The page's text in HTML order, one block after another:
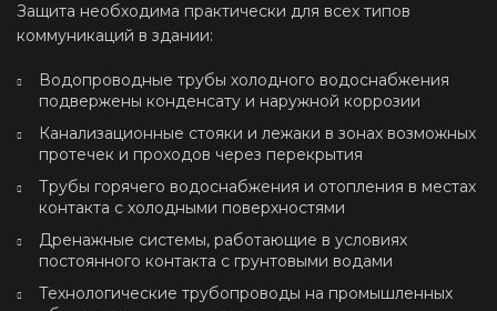
Защита необходима практически для всех типов
коммуникаций в здании:
Водопроводные трубы холодного водоснабжения
подвержены конденсату и наружной коррозии
Канализационные стояки и лежаки в зонах возможных
протечек и проходов через перекрытия
Трубы горячего водоснабжения и отопления в местах
контакта с холодными поверхностями
Дренажные системы, работающие в условиях
постоянного контакта с грунтовыми водами
Технологические трубопроводы на промышленных